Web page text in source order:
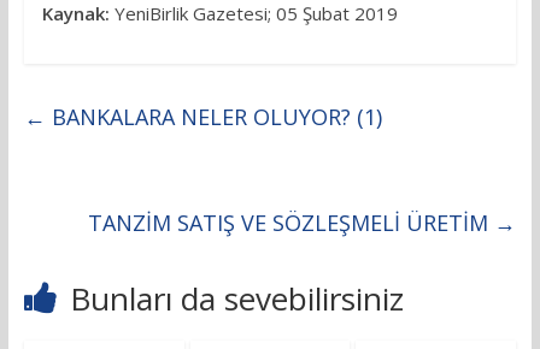
Kaynak: YeniBirlik Gazetesi; 05 Şubat 2019
← BANKALARA NELER OLUYOR? (1)
TANZİM SATIŞ VE SÖZLEŞMELİ ÜRETİM →
Bunları da sevebilirsiniz